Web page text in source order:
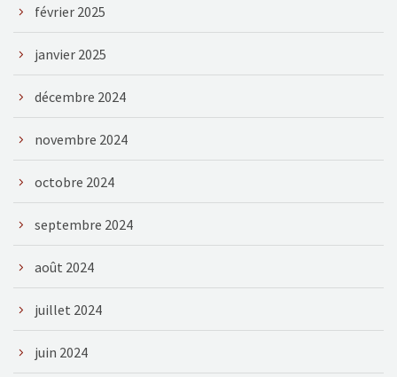
février 2025
janvier 2025
décembre 2024
novembre 2024
octobre 2024
septembre 2024
août 2024
juillet 2024
juin 2024